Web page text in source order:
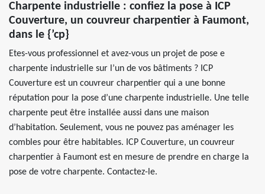
Charpente industrielle : confiez la pose à ICP
Couverture, un couvreur charpentier à Faumont,
dans le {’cp}
Etes-vous professionnel et avez-vous un projet de pose e
charpente industrielle sur l’un de vos bâtiments ? ICP
Couverture est un couvreur charpentier qui a une bonne
réputation pour la pose d’une charpente industrielle. Une telle
charpente peut être installée aussi dans une maison
d’habitation. Seulement, vous ne pouvez pas aménager les
combles pour être habitables. ICP Couverture, un couvreur
charpentier à Faumont est en mesure de prendre en charge la
pose de votre charpente. Contactez-le.